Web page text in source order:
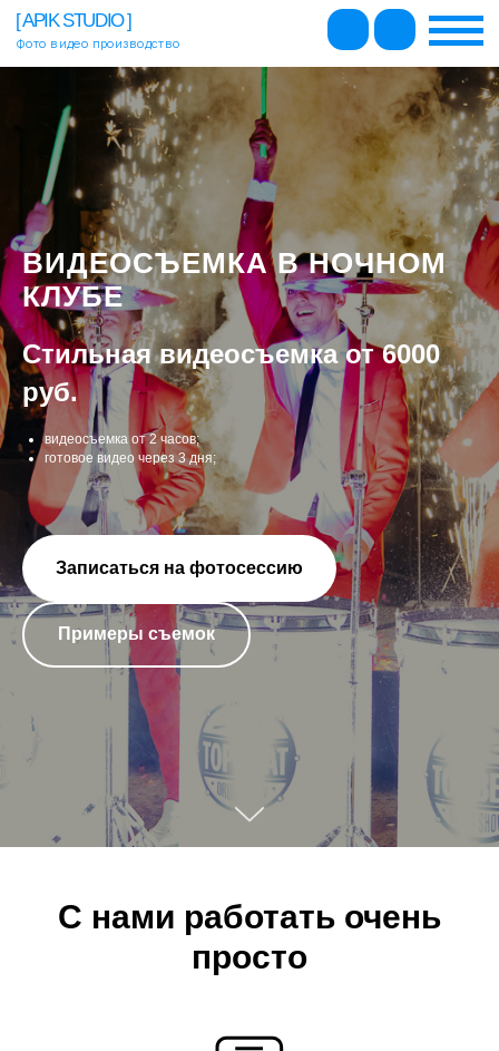
КОНТАКТЫ
ВИДЫ СЪЕМОК И ЦЕНЫ
[ APIK STUDIO ]
Фото видео производство
+7 495 500-96-73
ВИДЕОСЪЕМКА В НОЧНОМ
КЛУБЕ
Стильная видеосъемка от 6000
руб.
видеосъемка от 2 часов;
готовое видео через 3 дня;
Записаться на фотосессию
Примеры съемок
C нами работать очень
просто